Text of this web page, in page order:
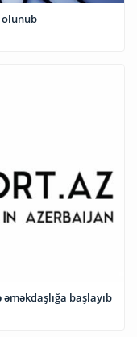
başlayıb